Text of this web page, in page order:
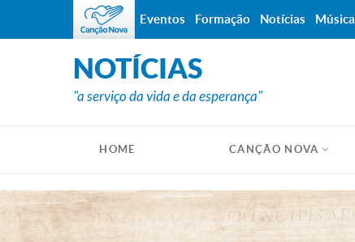
NOTÍCIAS
"a serviço da vida e da esperança"
HOME CANÇÃO NOVA
Eventos Formação Notícias Música